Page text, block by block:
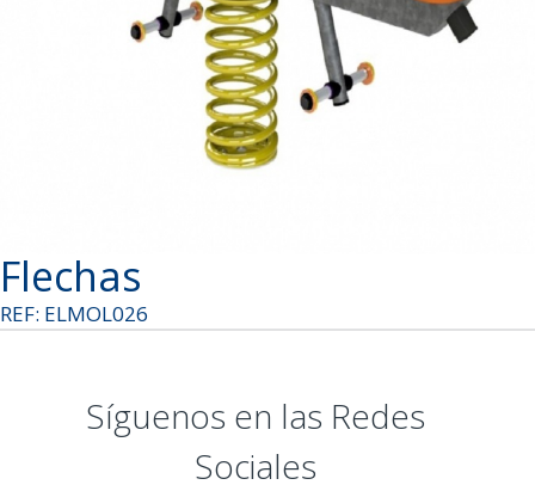
Flechas
REF: ELMOL026
Síguenos en las Redes
Sociales